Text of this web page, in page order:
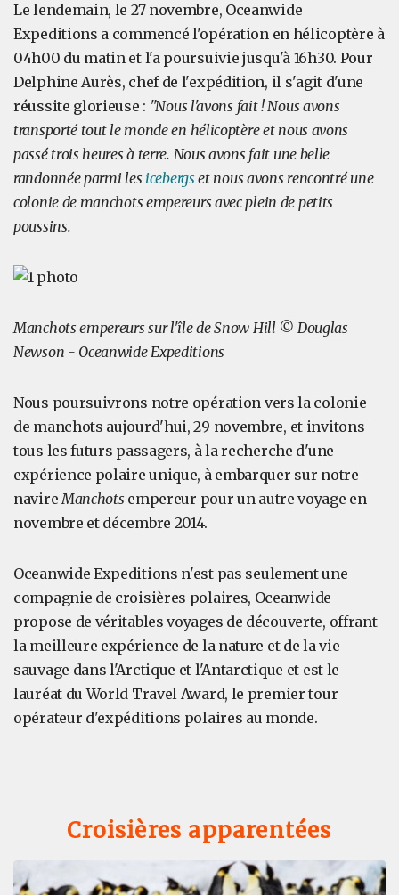
Le lendemain, le 27 novembre, Oceanwide
Expeditions a commencé l'opération en hélicoptère à
04h00 du matin et l'a poursuivie jusqu'à 16h30. Pour
Delphine Aurès, chef de l'expédition, il s'agit d'une
réussite glorieuse : "Nous l'avons fait ! Nous avons
transporté tout le monde en hélicoptère et nous avons
passé trois heures à terre. Nous avons fait une belle
randonnée parmi les icebergs et nous avons rencontré une
colonie de manchots empereurs avec plein de petits
poussins.
Manchots empereurs sur l'île de Snow Hill © Douglas
Newson - Oceanwide Expeditions
Nous poursuivrons notre opération vers la colonie
de manchots aujourd'hui, 29 novembre, et invitons
tous les futurs passagers, à la recherche d'une
expérience polaire unique, à embarquer sur notre
navireManchots empereur pour un autre voyage en
novembre et décembre 2014.
Oceanwide Expeditions n'est pas seulement une
compagnie de croisières polaires, Oceanwide
propose de véritables voyages de découverte, offrant
la meilleure expérience de la nature et de la vie
sauvage dans l'Arctique et l'Antarctique et est le
lauréat du World Travel Award, le premier tour
opérateur d'expéditions polaires au monde.
Croisières apparentées